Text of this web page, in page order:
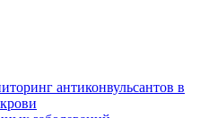
антиконвульсантов в